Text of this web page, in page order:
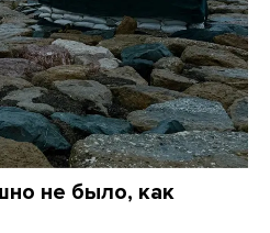
не было, как